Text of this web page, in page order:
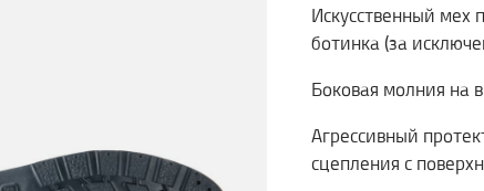
Искусственный мех
ботинка (за
Боковая молния на
Агрессивный
сцепления с